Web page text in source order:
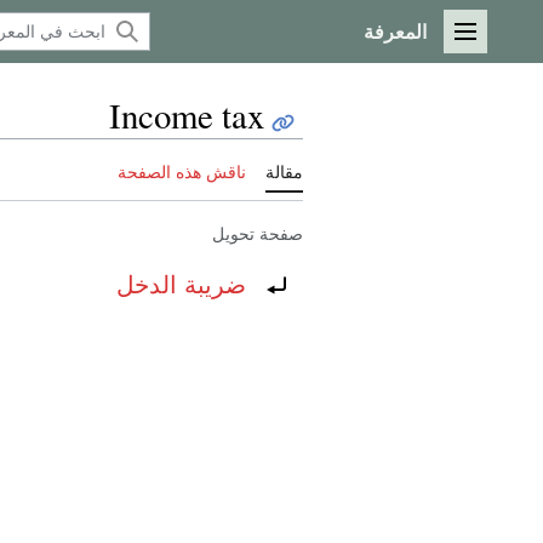
القائمة الرئيسية
المعرفة
Income tax
مقالة ناقش هذه الصفحة
صفحة تحويل
تحويل إلى:ضريبة الدخل